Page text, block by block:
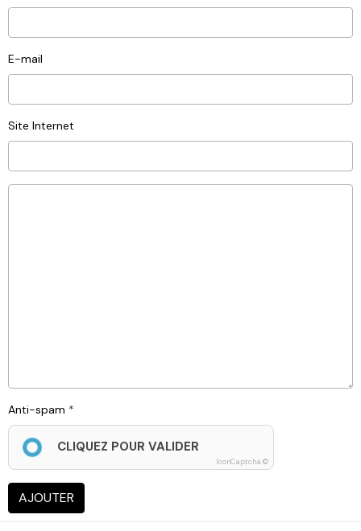
E-mail
Site Internet
Anti-spam
CLIQUEZ POUR VALIDER
IconCaptcha ©
AJOUTER